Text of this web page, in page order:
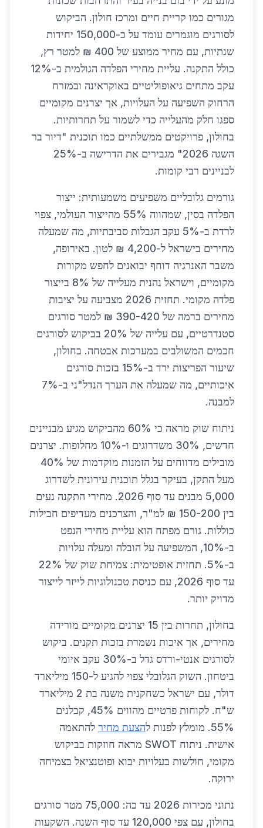
מגורים כמו קריית חיים ומרכז חולון. הביקוש
לסורגים מוגמרים עומד על כ-150,000 יחידות
שנתיות, עם מחיר ממוצע של 400 ₪ למטר רץ,
כולל התקנה. עליית מחירי הפלדה הגולמית ב-12%
עקב מתחים גיאופוליטיים באוקראינה ובמזרח
הרחוק השפיעה על העלויות, אך יצרנים מקומיים
ספגו חלק מהעלייה כדי לשמור על תחרותיות.
בחולון, פרויקטים ממשלתיים כמו תוכנית "דיור בר
השגה 2026" מגבירים את הדרישה ב-25%
לבניינים רבי קומות.
גורמים גלובליים משפיעים משמעותית: ייצור
הפלדה בסין, שמהווה 55% מהייצור העולמי, צפוי
לרדת ב-5% עקב הגבלות סביבתיות, מה שמעלה
מחירים בישראל ל-4,200 ₪ לטון. באירופה,
משבר האנרגיה דוחף יבואנים לחפש מקורות
מקומיים, וישראל נהנית מעלייה של 8% בייצור
פלדה מקומי. תחזית 2026 מצביעה על יציבות
מחירים ברמה של 390-420 ₪ למטר סורגים
סטנדרטיים, עם עלייה של 20% בביקוש לסורגים
חכמים המשולבים במערכות אבטחה. בחולון,
שיעור הפריצות ירד ב-15% בזכות סורגים
איכותיים, מה שמעלה את הערך הנדל"ני ב-7%
למבנה.
ניתוח שוק מראה כי 60% מהביקוש מגיע מבניינים
חדשים, 30% משדרוגים ו-10% מחלופות. יצרנים
מובילים מדווחים על הזמנות מוקדמות של 40%
מעל התקן, בעיקר בגלל תוכנית עירונית לשדרוג
5,000 מבנים עד סוף 2026. מחירי התקנה נעים
בין 150-200 ₪ למ"ר, והצרכנים מעדיפים חבילות
כוללות. גורם מפתח הוא עליית מחירי הנפט
ב-10%, המשפיעה על הובלה ומעלה עלויות
ב-5%. תחזית אופטימית: צמיחת שוק של 22%
עד סוף 2026, עם כניסת טכנולוגיות לייזר לייצור
מדויק יותר.
בחולון, תחרות בין 15 יצרנים מקומיים מורידה
מחירים, אך איכות נשמרת בזכות תקנים. ביקוש
לסורגים אנטי-ורדס גדל ב-30% עקב איומי
ביטחון. השוק הגלובלי צפוי להגיע ל-150 מיליארד
דולר, עם ישראל כשחקנית משנה בת 2 מיליארד
ש"ח. לקוחות פרטיים מהווים 45%, קבלנים
55%. מומלץ לפנות ל
הצעת מחיר להתאמה
אישית. ניתוח SWOT מראה חוזקות בביקוש
מקומי, חולשות בעלויות יבוא ופוטנציאל בצמיחה
ירוקה.
נתוני מכירות 2026 עד כה: 75,000 מטר סורגים
בחולון, עם צפי 120,000 עד סוף השנה. השקעות